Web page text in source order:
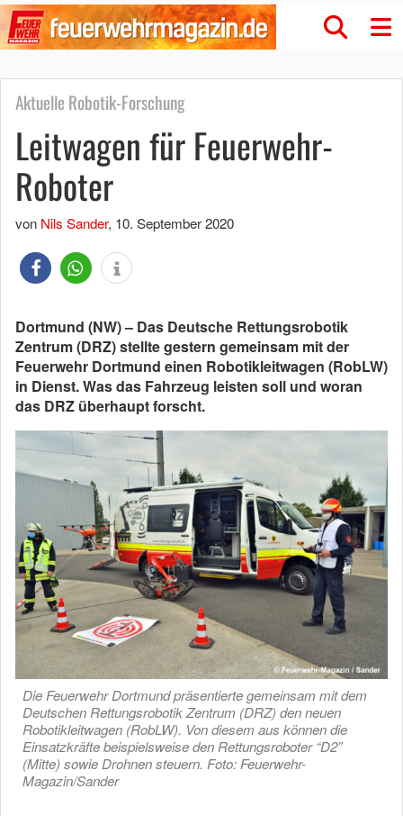
Aktuelle Robotik-Forschung
Leitwagen für Feuerwehr-
Roboter
von Nils Sander, 10. September 2020
Dortmund (NW) – Das Deutsche Rettungsrobotik
Zentrum (DRZ) stellte gestern gemeinsam mit der
Feuerwehr Dortmund einen Robotikleitwagen (RobLW)
in Dienst. Was das Fahrzeug leisten soll und woran
das DRZ überhaupt forscht.
Die Feuerwehr Dortmund präsentierte gemeinsam mit dem
Deutschen Rettungsrobotik Zentrum (DRZ) den neuen
Robotikleitwagen (RobLW). Von diesem aus können die
Einsatzkräfte beispielsweise den Rettungsroboter “D2”
(Mitte) sowie Drohnen steuern. Foto: Feuerwehr-
Magazin/Sander